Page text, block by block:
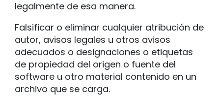
legalmente de esa manera.
Falsificar o eliminar cualquier atribución de
autor, avisos legales u otros avisos
adecuados o designaciones o etiquetas
de propiedad del origen o fuente del
software u otro material contenido en un
archivo que se carga.